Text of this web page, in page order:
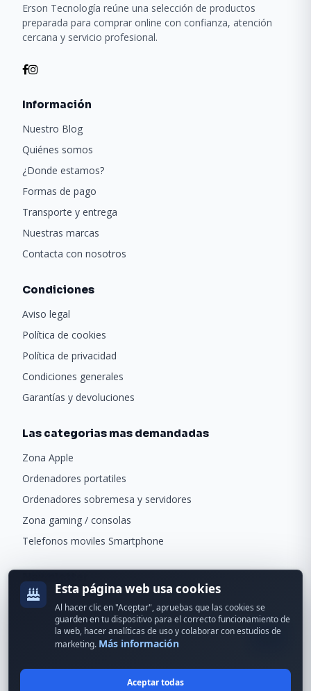
Erson Tecnología reúne una selección de productos
preparada para comprar online con confianza, atención
cercana y servicio profesional.
Información
Nuestro Blog
Quiénes somos
¿Donde estamos?
Formas de pago
Transporte y entrega
Nuestras marcas
Contacta con nosotros
Condiciones
Aviso legal
Política de cookies
Política de privacidad
Condiciones generales
Garantías y devoluciones
Las categorias mas demandadas
Zona Apple
Ordenadores portatiles
Ordenadores sobremesa y servidores
Zona gaming / consolas
Telefonos moviles Smartphone
Recibe ofertas exclusivas y novedades.
Esta página web usa cookies
Al hacer clic en "Aceptar", apruebas que las cookies se
guarden en tu dispositivo para el correcto funcionamiento de
la web, hacer analíticas de uso y colaborar con estudios de
marketing. Más información
Aceptar todas